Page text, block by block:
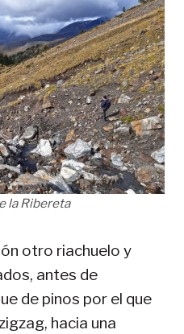
la Ribereta
otro riachuelo y
antes de
de pinos por el que
hacia una